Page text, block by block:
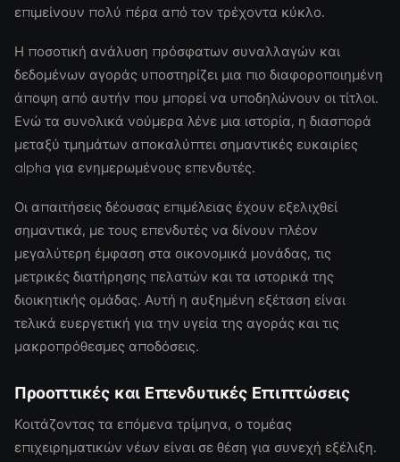
επιμείνουν πολύ πέρα από τον τρέχοντα κύκλο.
Η ποσοτική ανάλυση πρόσφατων συναλλαγών και
δεδομένων αγοράς υποστηρίζει μια πιο διαφοροποιημένη
άποψη από αυτήν που μπορεί να υποδηλώνουν οι τίτλοι.
Ενώ τα συνολικά νούμερα λένε μια ιστορία, η διασπορά
μεταξύ τμημάτων αποκαλύπτει σημαντικές ευκαιρίες
alpha για ενημερωμένους επενδυτές.
Οι απαιτήσεις δέουσας επιμέλειας έχουν εξελιχθεί
σημαντικά, με τους επενδυτές να δίνουν πλέον
μεγαλύτερη έμφαση στα οικονομικά μονάδας, τις
μετρικές διατήρησης πελατών και τα ιστορικά της
διοικητικής ομάδας. Αυτή η αυξημένη εξέταση είναι
τελικά ευεργετική για την υγεία της αγοράς και τις
μακροπρόθεσμες αποδόσεις.
Προοπτικές και Επενδυτικές Επιπτώσεις
Κοιτάζοντας τα επόμενα τρίμηνα, ο τομέας
επιχειρηματικών νέων είναι σε θέση για συνεχή εξέλιξη.